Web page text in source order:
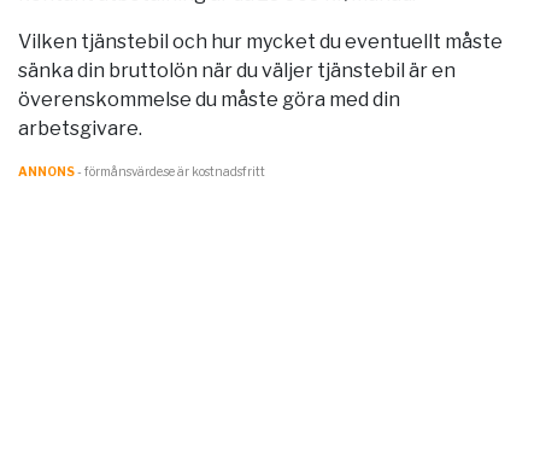
Vilken tjänstebil och hur mycket du eventuellt måste
sänka din bruttolön när du väljer tjänstebil är en
överenskommelse du måste göra med din
arbetsgivare.
ANNONS- förmånsvärde.se är kostnadsfritt